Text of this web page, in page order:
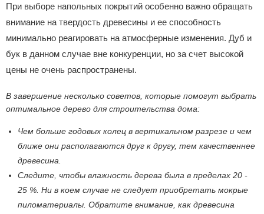
При выборе напольных покрытий особенно важно обращать
внимание на твердость древесины и ее способность
минимально реагировать на атмосферные изменения. Дуб и
бук в данном случае вне конкуренции, но за счет высокой
цены не очень распространены.
В завершение несколько советов, которые помогут выбрать
оптимальное дерево для строительства дома:
Чем больше годовых колец в вертикальном разрезе и чем
ближе они располагаются друг к другу, тем качественнее
древесина.
Следите, чтобы влажность дерева была в пределах 20 -
25 %. Ни в коем случае не следует приобретать мокрые
пиломатериалы. Обратите внимание, как древесина